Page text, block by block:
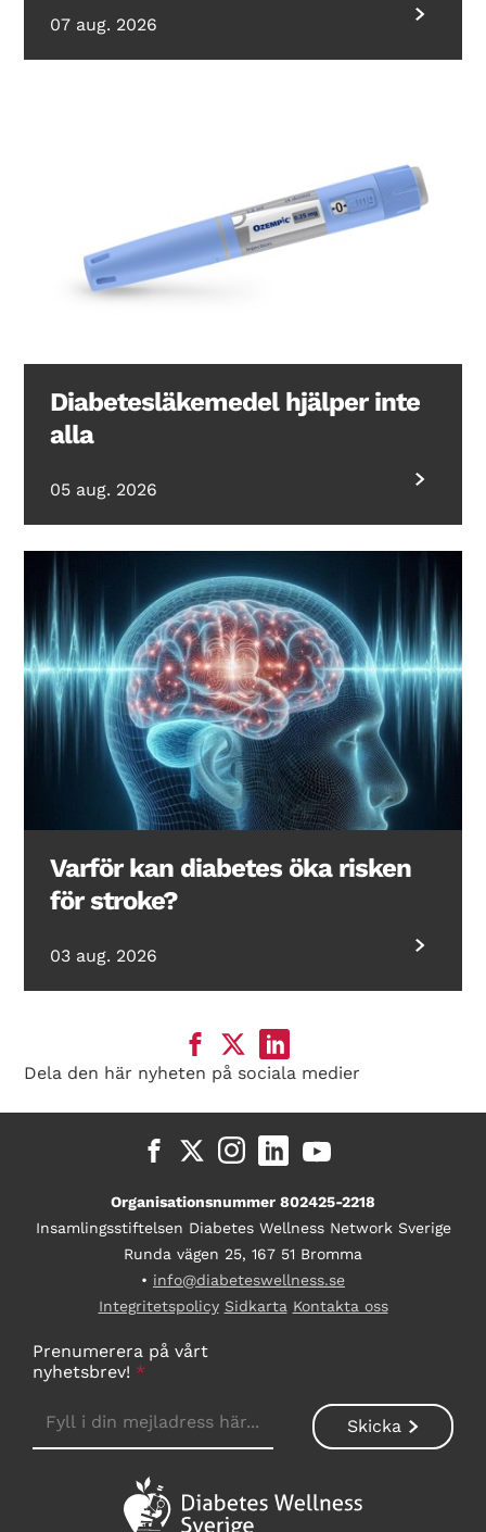
07 aug. 2026
Diabetesläkemedel hjälper inte
alla
05 aug. 2026
Varför kan diabetes öka risken
för stroke?
03 aug. 2026
Dela den här nyheten på sociala medier
Organisationsnummer 802425-2218
Insamlingsstiftelsen Diabetes Wellness Network Sverige
Runda vägen 25, 167 51 Bromma
• info@diabeteswellness.se
Integritetspolicy Sidkarta Kontakta oss
Prenumerera på vårt
nyhetsbrev! *